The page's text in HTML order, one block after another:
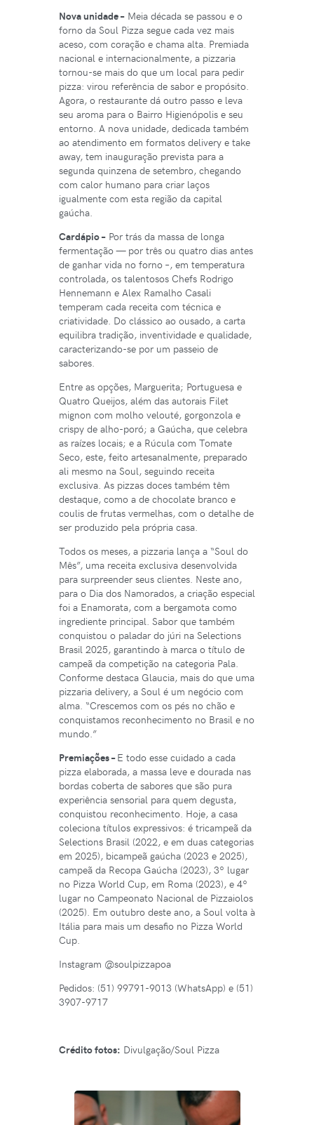
Nova unidade – Meia década se passou e o
forno da Soul Pizza segue cada vez mais
aceso, com coração e chama alta. Premiada
nacional e internacionalmente, a pizzaria
tornou-se mais do que um local para pedir
pizza: virou referência de sabor e propósito.
Agora, o restaurante dá outro passo e leva
seu aroma para o Bairro Higienópolis e seu
entorno. A nova unidade, dedicada também
ao atendimento em formatos delivery e take
away, tem inauguração prevista para a
segunda quinzena de setembro, chegando
com calor humano para criar laços
igualmente com esta região da capital
gaúcha.
Cardápio – Por trás da massa de longa
fermentação — por três ou quatro dias antes
de ganhar vida no forno –, em temperatura
controlada, os talentosos Chefs Rodrigo
Hennemann e Alex Ramalho Casali
temperam cada receita com técnica e
criatividade. Do clássico ao ousado, a carta
equilibra tradição, inventividade e qualidade,
caracterizando-se por um passeio de
sabores.
Entre as opções, Marguerita; Portuguesa e
Quatro Queijos, além das autorais Filet
mignon com molho velouté, gorgonzola e
crispy de alho-poró; a Gaúcha, que celebra
as raízes locais; e a Rúcula com Tomate
Seco, este, feito artesanalmente, preparado
ali mesmo na Soul, seguindo receita
exclusiva. As pizzas doces também têm
destaque, como a de chocolate branco e
coulis de frutas vermelhas, com o detalhe de
ser produzido pela própria casa.
Todos os meses, a pizzaria lança a “Soul do
Mês”, uma receita exclusiva desenvolvida
para surpreender seus clientes. Neste ano,
para o Dia dos Namorados, a criação especial
foi a Enamorata, com a bergamota como
ingrediente principal. Sabor que também
conquistou o paladar do júri na Selections
Brasil 2025, garantindo à marca o título de
campeã da competição na categoria Pala.
Conforme destaca Glaucia, mais do que uma
pizzaria delivery, a Soul é um negócio com
alma. “Crescemos com os pés no chão e
conquistamos reconhecimento no Brasil e no
mundo.”
Premiações –E todo esse cuidado a cada
pizza elaborada, a massa leve e dourada nas
bordas coberta de sabores que são pura
experiência sensorial para quem degusta,
conquistou reconhecimento. Hoje, a casa
coleciona títulos expressivos: é tricampeã da
Selections Brasil (2022, e em duas categorias
em 2025), bicampeã gaúcha (2023 e 2025),
campeã da Recopa Gaúcha (2023), 3º lugar
no Pizza World Cup, em Roma (2023), e 4º
lugar no Campeonato Nacional de Pizzaiolos
(2025). Em outubro deste ano, a Soul volta à
Itália para mais um desafio no Pizza World
Cup.
Instagram @soulpizzapoa
Pedidos: (51) 99791-9013 (WhatsApp) e (51)
3907-9717
Crédito fotos: Divulgação/Soul Pizza